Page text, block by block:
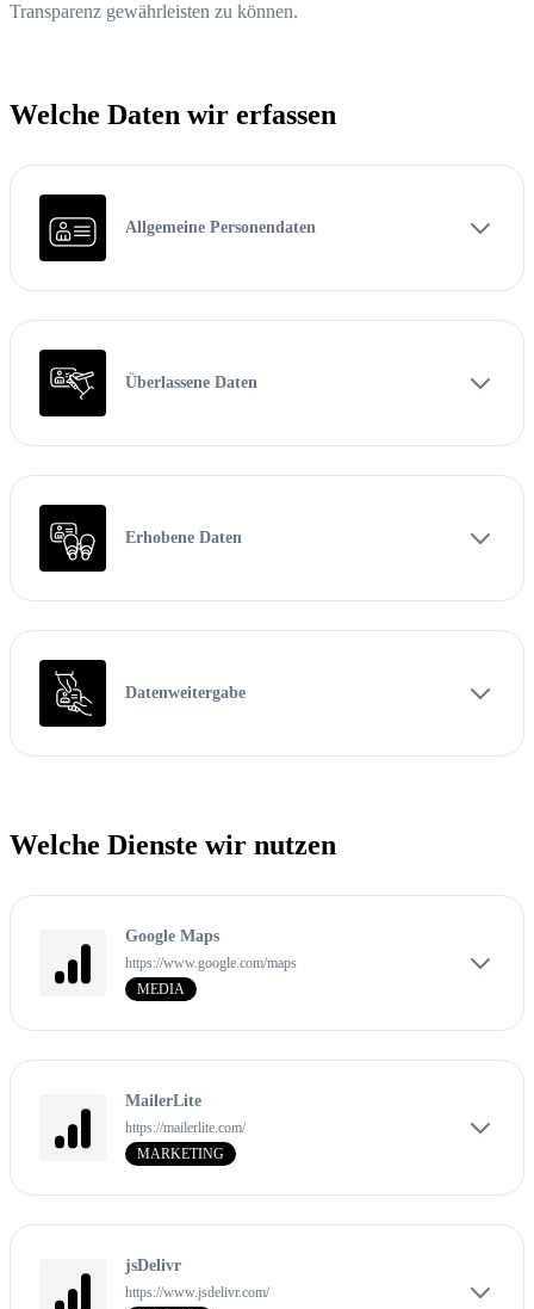
Transparenz gewährleisten zu können.
Welche Daten wir erfassen
Allgemeine Personendaten
Überlassene Daten
Erhobene Daten
Datenweitergabe
Welche Dienste wir nutzen
Google Maps
https://www.google.com/maps
MEDIA
MailerLite
https://mailerlite.com/
MARKETING
jsDelivr
https://www.jsdelivr.com/